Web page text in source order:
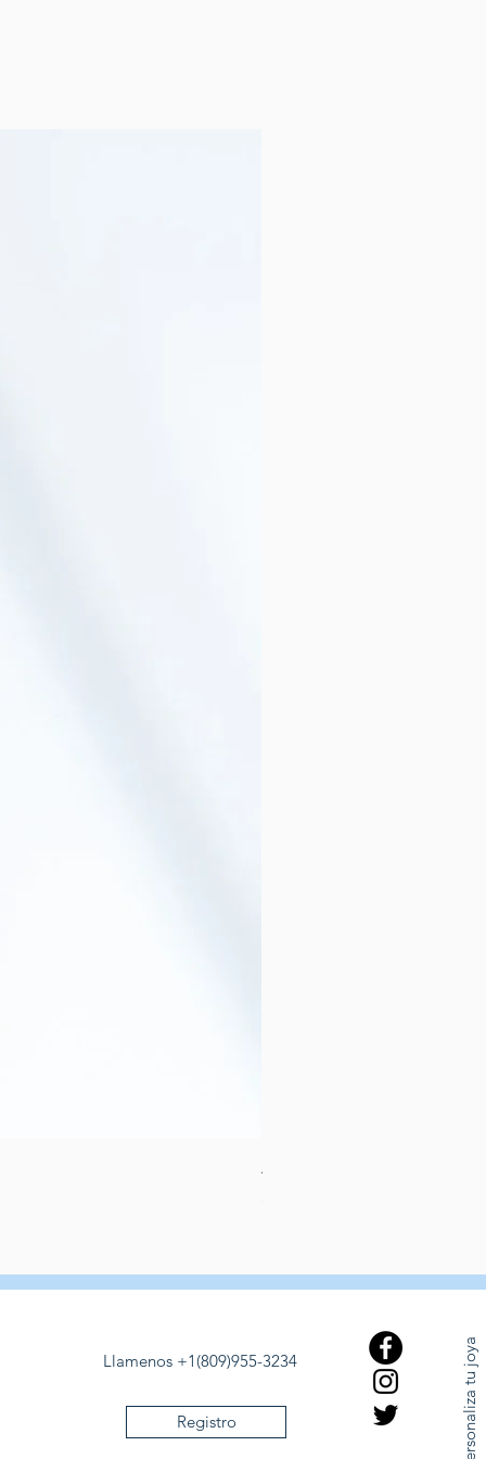
Aretes de perlas de rio
Personaliza tu joya
Llamenos +1(809)955-3234
Registro